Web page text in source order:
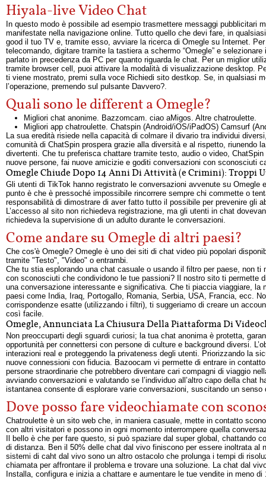
Hiyala-live Video Chat
In questo modo è possibile ad esempio trasmettere messaggi pubblicitari
manifestate nella navigazione online. Tutto quello che devi fare, in
good il tuo TV e, tramite esso, avviare la ricerca di Omegle su Internet.
telecomando, digitare tramite la tastiera a schermo “Omegle” e
parlato in precedenza da PC per quanto riguarda le chat. Per un miglior
tramite browser cell, puoi attivare la modalità di visualizzazione desktop.
ti viene mostrato, premi sulla voce Richiedi sito destkop. Se, in qualsiasi
l’operazione, premendo sul pulsante Davvero?.
Quali sono le different a Omegle?
Migliori chat anonime. Bazzomcam. ciao aMigos. Altre chatroulette.
Migliori app chatroulette. Chatspin (Android/iOS/iPadOS) Camsurf
La sua eredità risiede nella capacità di colmare il divario tra individui
comunità di ChatSpin prospera grazie alla diversità e al rispetto, riunendo
divertenti. Che tu preferisca chattare tramite testo, audio o video,
nuove persone, fai nuove amicizie e goditi conversazioni con sconosciuti
Omegle Chiude Dopo 14 Anni Di Attività (e Crimini): Troppi
Gli utenti di TikTok hanno registrato le conversazioni avvenute su
punto è che è pressoché impossibile rincorrere sempre chi commette o
responsabilità di dimostrare di aver fatto tutto il possibile per prevenire gli
L’accesso al sito non richiedeva registrazione, ma gli utenti in chat
richiedeva la supervisione di un adulto durante le conversazioni.
Come andare su Omegle di altri paesi?
Che cos'è Omegle? Omegle è uno dei siti di chat video più popolari
tramite "Testo", "Video" o entrambi.
Che tu stia esplorando una chat casuale o usando il filtro per paese, non
con sconosciuti che condividono le tue passioni? Il nostro sito ti permette
una conversazione interessante e significativa. Che ti piaccia viaggiare,
paesi come India, Iraq, Portogallo, Romania, Serbia, USA, Francia, ecc.
corrispondenze esatte (utilizzando i filtri), ti suggeriamo di creare un
così facile.
Omegle, Annunciata La Chiusura Della Piattaforma Di
Non preoccuparti degli sguardi curiosi; la tua chat anonima è protetta,
opportunità per connettersi con persone di culture e background diversi.
interazioni real e proteggendo la privateness degli utenti. Priorizzando la
nuove connessioni con fiducia. Bazoocam vi permette di entrare in
persone straordinarie che potrebbero diventare cari compagni di viaggio
avviando conversazioni e valutando se l’individuo all’altro capo della
istantanea consente di esplorare varie conversazioni, suscitando un
Dove posso fare videochiamate con
Chatroulette è un sito web che, in maniera casuale, mette in contatto
con altri visitatori e possono in ogni momento interrompere quella
Il bello è che per fare questo, si può spaziare dal super global, chattando
di distanza. Ben il 50% delle chat dal vivo finiscono per essere inoltrata
sistemi di caht dal vivo sono un altro ostacolo che prolunga i tempi di
chiamata per affrontare il problema e trovare una soluzione. La chat dal
Installa, configura e inizia a chattare e aumentare le tue vendite in meno di